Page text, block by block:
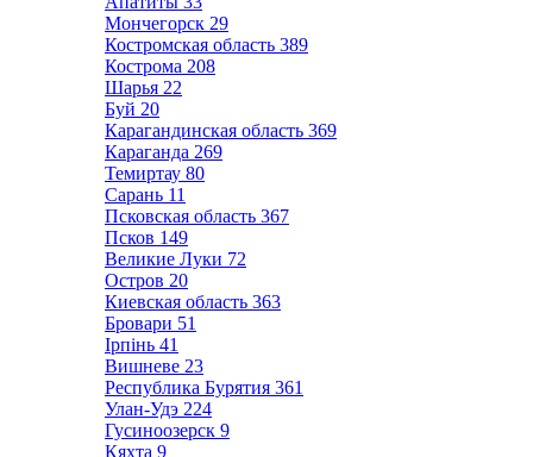
Мончегорск 29
Костромская область 389
Кострома 208
Шарья 22
Буй 20
Карагандинская область 369
Караганда 269
Темиртау 80
Сарань 11
Псковская область 367
Псков 149
Великие Луки 72
Остров 20
Киевская область 363
Бровари 51
Ірпінь 41
Вишневе 23
Республика Бурятия 361
Улан-Удэ 224
Гусиноозерск 9
Кяхта 9